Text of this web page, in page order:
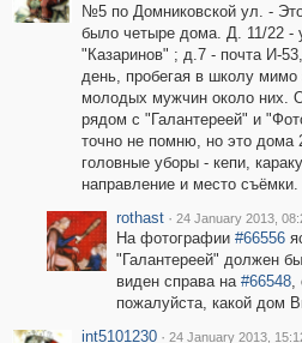
№5 по Домниковской ул. -
было четыре дома. Д. 11/22 -
"Казаринов" ; д.7 - почта И-
день, пробегая в школу мимо
молодых мужчин около них.
рядом с "Галантереей" и
точно не помню, но это дома
головные уборы - кепи,
направление и место съёмки.
rothast · 24 January 2013,
На фотографии #66556
"Галантереей" должен
виден справа на #66548,
пожалуйста, какой дом
int5101230 · 24 January 2013,